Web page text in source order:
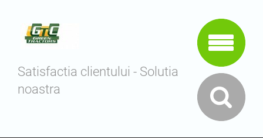
Satisfactia clientului - Solutia
noastra